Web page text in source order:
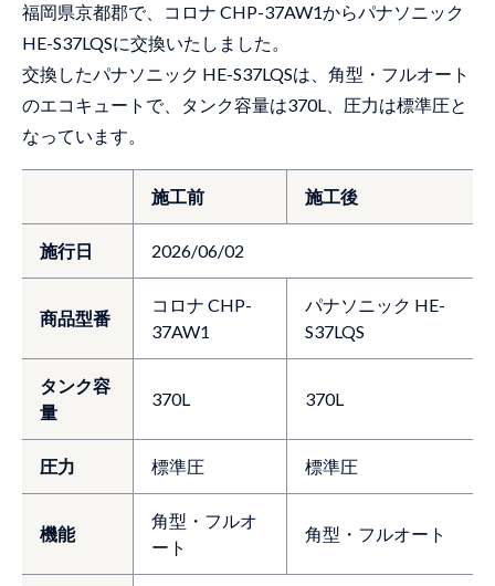
福岡県京都郡で、コロナ CHP-37AW1からパナソニック
HE-S37LQSに交換いたしました。
交換したパナソニック HE-S37LQSは、角型・フルオート
のエコキュートで、タンク容量は370L、圧力は標準圧と
なっています。
施工前 施工後
施行日 2026/06/02
商品型番
コロナ CHP-
37AW1
パナソニック HE-
S37LQS
タンク容
量
370L 370L
圧力 標準圧 標準圧
機能
角型・フルオ
ート
角型・フルオート